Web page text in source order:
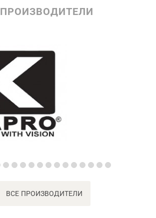
ПРОИЗВОДИТЕЛИ
ВСЕ ПРОИЗВОДИТЕЛИ